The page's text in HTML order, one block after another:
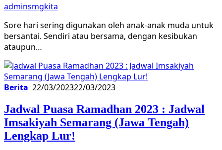
adminsmgkita
Sore hari sering digunakan oleh anak-anak muda untuk
bersantai. Sendiri atau bersama, dengan kesibukan
ataupun…
Berita 22/03/202322/03/2023
Jadwal Puasa Ramadhan 2023 : Jadwal
Imsakiyah Semarang (Jawa Tengah)
Lengkap Lur!